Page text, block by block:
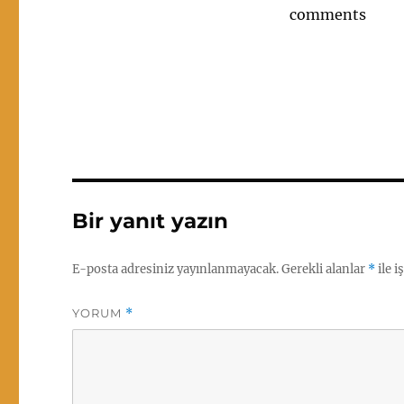
comments
Bir yanıt yazın
E-posta adresiniz yayınlanmayacak.Gerekli alanlar *ile
YORUM *